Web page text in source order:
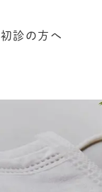
初診の方へ